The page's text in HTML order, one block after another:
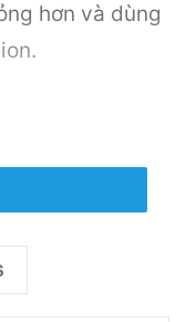
hơn và dùng
Lửa Trên Bệ